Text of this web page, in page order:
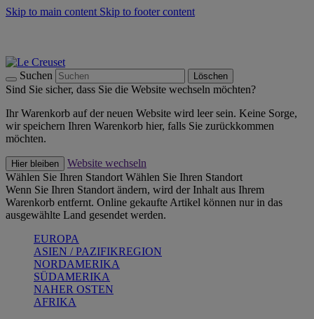
Skip to main content Skip to footer content
Suchen Löschen
Sind Sie sicher, dass Sie die Website wechseln möchten?
Ihr Warenkorb auf der neuen Website wird leer sein. Keine Sorge,
wir speichern Ihren Warenkorb hier, falls Sie zurückkommen
möchten.
Hier bleiben
Website wechseln
Wählen Sie Ihren Standort Wählen Sie Ihren Standort
Wenn Sie Ihren Standort ändern, wird der Inhalt aus Ihrem
Warenkorb entfernt. Online gekaufte Artikel können nur in das
ausgewählte Land gesendet werden.
EUROPA
ASIEN / PAZIFIKREGION
NORDAMERIKA
SÜDAMERIKA
NAHER OSTEN
AFRIKA